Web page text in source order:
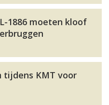
1886 moeten kloof
tijdens KMT voor